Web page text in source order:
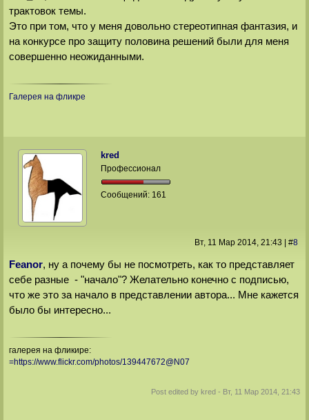
трактовок темы.
Это при том, что у меня довольно стереотипная фантазия, и
на конкурсе про защиту половина решений были для меня
совершенно неожиданными.
Галерея на фликре
kred
Профессионал
Сообщений: 161
Вт, 11 Мар 2014, 21:43 #8
Feanor, ну а почему бы не посмотреть, как то представляет
себе разные - "начало"? Желательно конечно с подписью,
что же это за начало в представлении автора... Мне кажется
было бы интересно...
галерея на фликире:
=https://www.flickr.com/photos/139447672@N07
Post edited bykred - Вт, 11 Мар 2014, 21:43